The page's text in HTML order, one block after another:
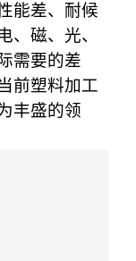
能差、耐候
、磁、光、
需要的差
前塑料加工
丰盛的领